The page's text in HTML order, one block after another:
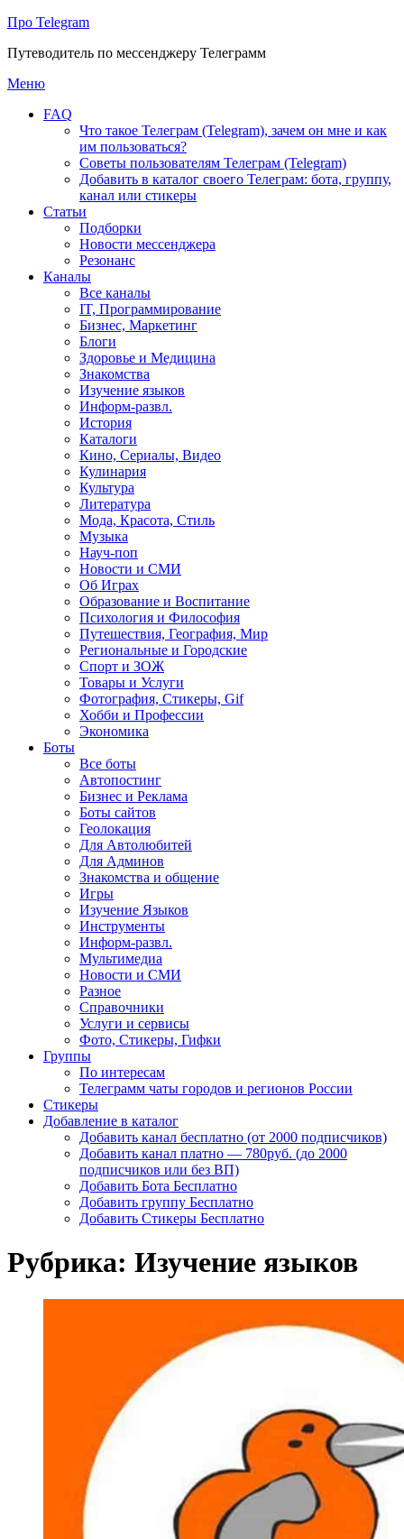
Про Telegram
Путеводитель по мессенджеру Телеграмм
Перейти
содержимому
Меню
FAQ
Что такое Телеграм (Telegram), зачем он мне и как
им пользоваться?
Советы пользователям Телеграм (Telegram)
Добавить в каталог своего Телеграм: бота, группу,
канал или стикеры
Статьи
Подборки
Новости мессенджера
Резонанс
Каналы
Все каналы
IT, Программирование
Бизнес, Маркетинг
Блоги
Здоровье и Медицина
Знакомства
Изучение языков
Информ-развл.
История
Каталоги
Кино, Сериалы, Видео
Кулинария
Культура
Литература
Мода, Красота, Стиль
Музыка
Науч-поп
Новости и СМИ
Об Играх
Образование и Воспитание
Психология и Философия
Путешествия, География, Мир
Региональные и Городские
Спорт и ЗОЖ
Товары и Услуги
Фотография, Стикеры, Gif
Хобби и Профессии
Экономика
Боты
Все боты
Автопостинг
Бизнес и Реклама
Боты сайтов
Геолокация
Для Автолюбитей
Для Админов
Знакомства и общение
Игры
Изучение Языков
Инструменты
Информ-развл.
Мультимедиа
Новости и СМИ
Разное
Справочники
Услуги и сервисы
Фото, Стикеры, Гифки
Группы
По интересам
Телеграмм чаты городов и регионов России
Стикеры
Добавление в каталог
Добавить канал бесплатно (от 2000 подписчиков)
Добавить канал платно — 780руб. (до 2000
подписчиков или без ВП)
Добавить Бота Бесплатно
Добавить группу Бесплатно
Добавить Стикеры Бесплатно
Рубрика: Изучение языков